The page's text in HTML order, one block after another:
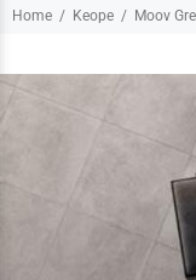
Home Keope Moov